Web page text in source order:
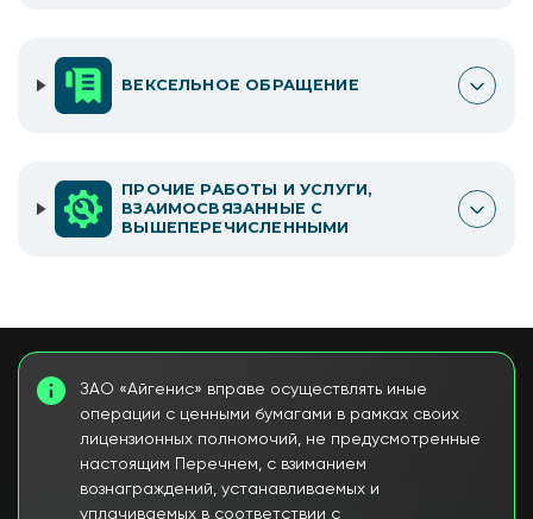
ВЕКСЕЛЬНОЕ ОБРАЩЕНИЕ
ПРОЧИЕ РАБОТЫ И УСЛУГИ,
ВЗАИМОСВЯЗАННЫЕ С
ВЫШЕПЕРЕЧИСЛЕННЫМИ
ЗАО «Айгенис» вправе осуществлять иные
операции с ценными бумагами в рамках своих
лицензионных полномочий, не предусмотренные
настоящим Перечнем, с взиманием
вознаграждений, устанавливаемых и
уплачиваемых в соответствии с